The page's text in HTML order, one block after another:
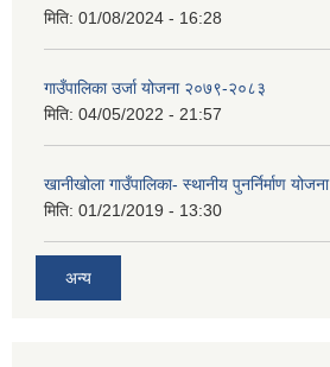
मिति: 01/08/2024 - 16:28
गाउँपालिका उर्जा योजना २०७९-२०८३
मिति: 04/05/2022 - 21:57
खानीखोला गाउँपालिका- स्थानीय पुनर्निर्माण योजना
मिति: 01/21/2019 - 13:30
अन्य